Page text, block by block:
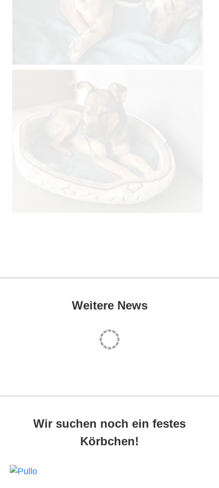
Weitere News
Wir suchen noch ein festes
Körbchen!